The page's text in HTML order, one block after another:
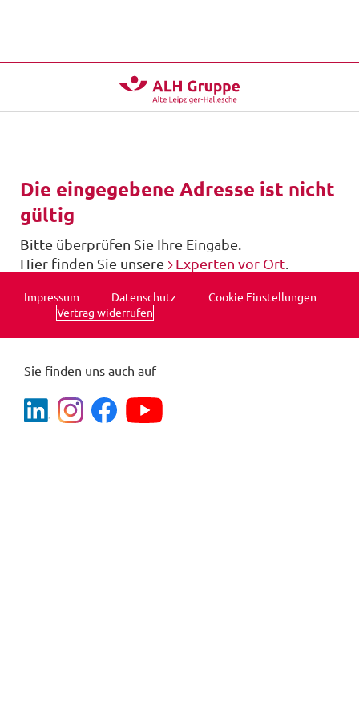
Die eingegebene Adresse ist nicht
gültig
Bitte überprüfen Sie Ihre Eingabe.
Hier finden Sie unsere
Experten vor Ort.
Impressum Datenschutz
Cookie Einstellungen
Vertrag widerrufen
Sie finden uns auch auf